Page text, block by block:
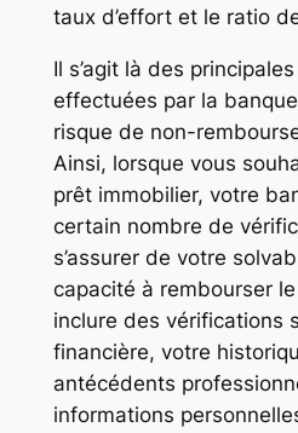
taux d’effort et le ratio
Il s’agit là des
effectuées par la
risque de non-
Ainsi, lorsque vous
prêt immobilier, votre
certain nombre de
s’assurer de votre
capacité à rembourser
inclure des vérifications
financière, votre
antécédents
informations